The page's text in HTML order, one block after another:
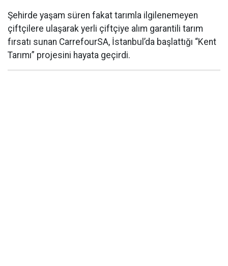
Şehirde yaşam süren fakat tarımla ilgilenemeyen
çiftçilere ulaşarak yerli çiftçiye alım garantili tarım
fırsatı sunan CarrefourSA, İstanbul’da başlattığı “Kent
Tarımı” projesini hayata geçirdi.